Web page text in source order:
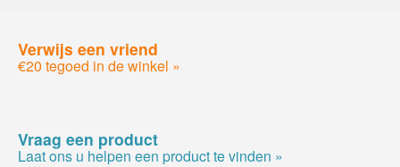
Verwijs een vriend
€20 tegoed in de winkel »
Vraag een product
Laat ons u helpen een product te vinden »